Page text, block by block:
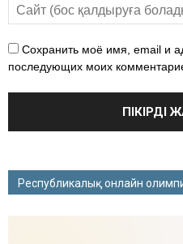
Сохранить моё имя, email и
последующих моих
Республикалық онлайн